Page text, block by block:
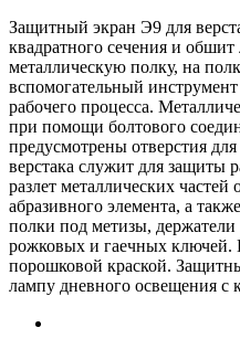
Защитный экран Э9 для
квадратного сечения и
металлическую полку, на
вспомогательный
рабочего процесса.
при помощи болтового
предусмотрены отверстия
верстака служит для защиты
разлет металлических
абразивного элемента, а
полки под метизы, держатели
рожковых и гаечных
порошковой краской.
лампу дневного освещения с